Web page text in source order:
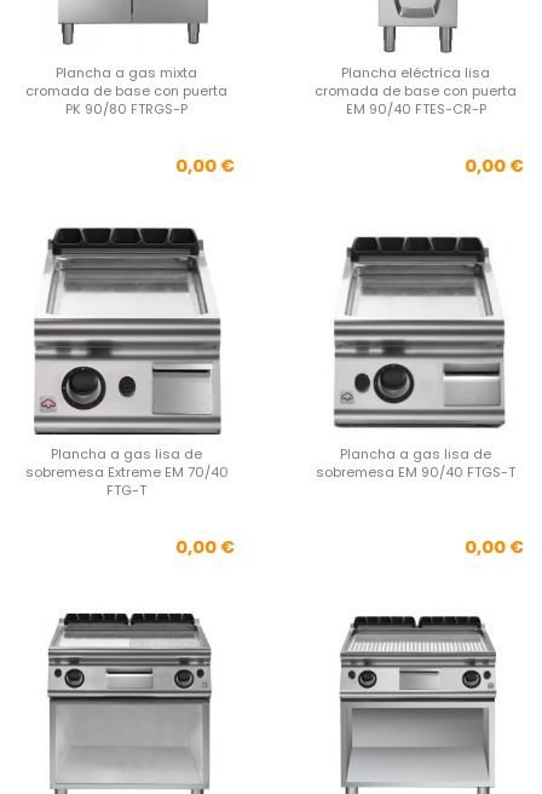
Plancha a gas mixta
cromada de base con puerta
PK 90/80 FTRGS-P
Precio
0,00 €
Plancha eléctrica lisa
cromada de base con puerta
EM 90/40 FTES-CR-P
0,00 €
Plancha a gas lisa de
sobremesa Extreme EM 70/40
FTG-T
Precio
0,00 €
Plancha a gas lisa de
sobremesa EM 90/40 FTGS-T
0,00 €